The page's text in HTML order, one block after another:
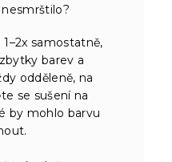
samostatně,
barev a
odděleně, na
se sušení na
by mohlo barvu